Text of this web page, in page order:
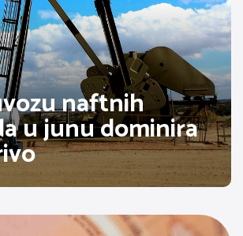
naftnih
u junu dominira